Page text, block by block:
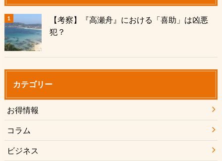
【考察】『高瀬舟』における「喜助」は凶悪
犯？
カテゴリー
お得情報
コラム
ビジネス